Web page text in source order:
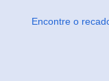
Encontre o